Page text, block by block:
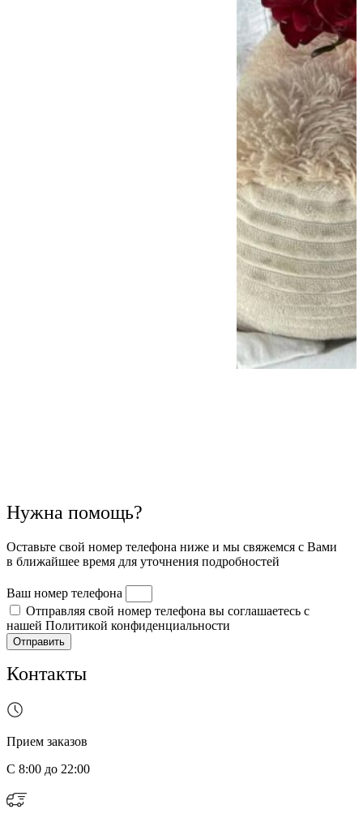
Нужна помощь?
Оставьте свой номер телефона ниже и мы свяжемся с Вами
в ближайшее время для уточнения подробностей
Ваш номер телефона
Отправляя свой номер телефона вы соглашаетесь с
нашей Политикой конфиденциальности
Отправить
Контакты
Прием заказов
С 8:00 до 22:00